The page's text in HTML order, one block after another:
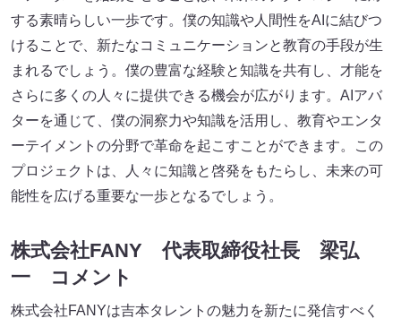
する素晴らしい一歩です。僕の知識や人間性をAIに結びつ
けることで、新たなコミュニケーションと教育の手段が生
まれるでしょう。僕の豊富な経験と知識を共有し、才能を
さらに多くの人々に提供できる機会が広がります。AIアバ
ターを通じて、僕の洞察力や知識を活用し、教育やエンタ
ーテイメントの分野で革命を起こすことができます。この
プロジェクトは、人々に知識と啓発をもたらし、未来の可
能性を広げる重要な一歩となるでしょう。
株式会社FANY 代表取締役社長 梁弘
一 コメント
株式会社FANYは吉本タレントの魅力を新たに発信すべく